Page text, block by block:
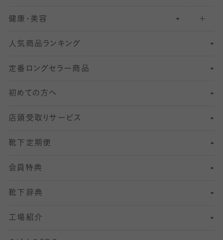
オーバーニー・ニーハイソックス
111〜210デニールタイツ
211デニールタイツ以上（防寒・厚手タイツ）
5 分丈
6 分丈レギンス
7 分丈 レギンス
8 分丈 レギンス
10分丈 レギンス
12分丈レギンス
13分丈レギンス
美脚ストッキング
オールスルーストッキング
フレッシャーズ向けソックス・靴下
冠婚葬祭向けソックス・靴下
スーツカジュアルソックス・靴下
ロングホーズ
ランニングソックス・靴下
ゴルフソックス・靴下
サッカー・フットサル用ソックス
ヨガソックス・靴下
スポーツ用レッグウォーマー
SSサイズ（21～23cm）
Sサイズ（22～25cm）
Mサイズ（25～27cm）
Lサイズ（27～29cm）
健康・美容
インナーソックス
加圧・着圧ソックス
冷えとり靴下
着圧・加圧タイツ
むくみ対策
足の疲れ対策
足の臭い対策
冷え対策
人気商品ランキング
定番ロングセラー商品
初めての方へ
店頭受取りサービス
靴下定期便
会員特典
靴下辞典
工場紹介